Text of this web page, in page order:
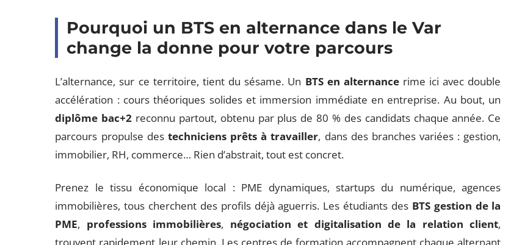
Pourquoi un BTS en alternance dans le Var
change la donne pour votre parcours
L’alternance, sur ce territoire, tient du sésame. Un BTS en alternancerime ici avec double
accélération : cours théoriques solides et immersion immédiate en entreprise. Au bout, un
diplôme bac+2 reconnu partout, obtenu par plus de 80 % des candidats chaque année. Ce
parcours propulse des techniciens prêts à travailler, dans des branches variées : gestion,
immobilier, RH, commerce… Rien d’abstrait, tout est concret.
Prenez le tissu économique local : PME dynamiques, startups du numérique, agences
immobilières, tous cherchent des profils déjà aguerris. Les étudiants des BTS gestion de la
PME, professions immobilières, négociation et digitalisation de la relation client,